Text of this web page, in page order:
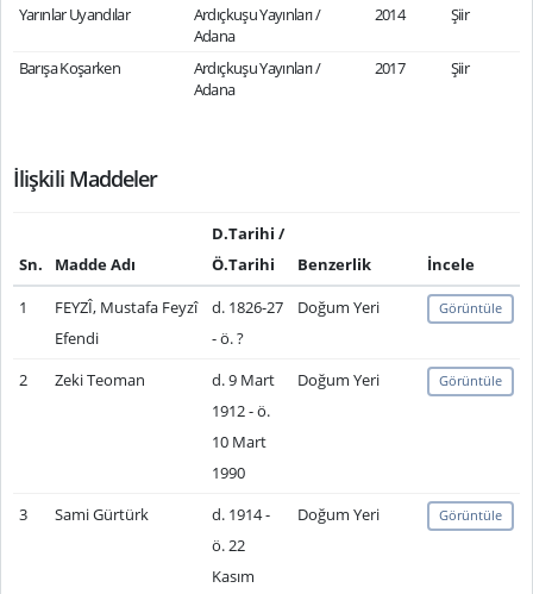
Yarınlar Uyandılar
Ardıçkuşu Yayınları /
Adana
2014 Şiir
Barışa Koşarken
Ardıçkuşu Yayınları /
Adana
2017 Şiir
İlişkili Maddeler
Sn. Madde Adı
D.Tarihi /
Ö.Tarihi
Benzerlik
İncele
1
FEYZÎ, Mustafa Feyzî
Efendi
d. 1826-27
- ö. ?
Doğum Yeri Görüntüle
2 Zeki Teoman
d. 9 Mart
1912 - ö.
10 Mart
1990
Doğum Yeri Görüntüle
3 Sami Gürtürk
d. 1914 -
ö. 22
Kasım
Doğum Yeri Görüntüle